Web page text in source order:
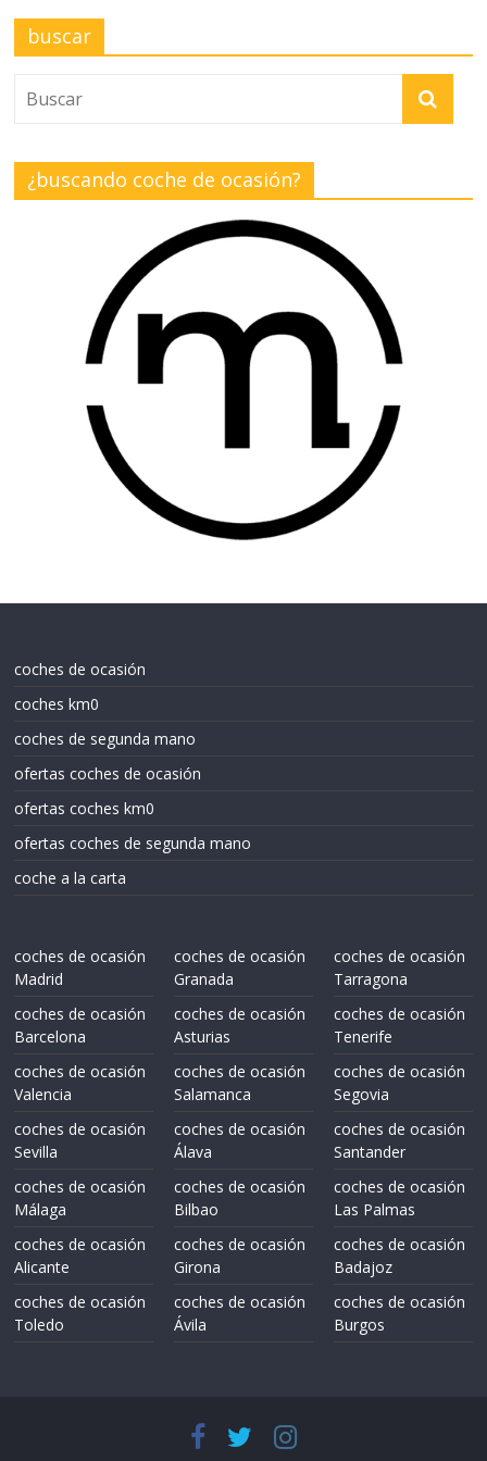
buscar
¿buscando coche de ocasión?
coches de ocasión
coches km0
coches de segunda mano
ofertas coches de ocasión
ofertas coches km0
ofertas coches de segunda mano
coche a la carta
coches de ocasión
Madrid
coches de ocasión
Barcelona
coches de ocasión
Valencia
coches de ocasión
Sevilla
coches de ocasión
Málaga
coches de ocasión
Alicante
coches de ocasión
Toledo
coches de ocasión
Granada
coches de ocasión
Asturias
coches de ocasión
Salamanca
coches de ocasión
Álava
coches de ocasión
Bilbao
coches de ocasión
Girona
coches de ocasión
Ávila
coches de ocasión
Tarragona
coches de ocasión
Tenerife
coches de ocasión
Segovia
coches de ocasión
Santander
coches de ocasión
Las Palmas
coches de ocasión
Badajoz
coches de ocasión
Burgos